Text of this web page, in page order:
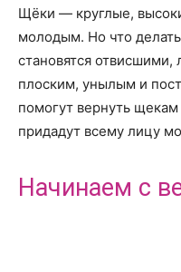
Щёки — круглые,
молодым. Но что
становятся отвисшими,
плоским, унылым и
помогут вернуть
придадут всему лицу
Начинаем с